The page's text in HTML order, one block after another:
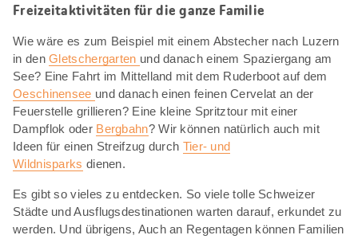
Freizeitaktivitäten für die ganze Familie
Wie wäre es zum Beispiel mit einem Abstecher nach Luzern
in denGletschergarten und danach einem Spaziergang am
See? Eine Fahrt im Mittelland mit dem Ruderboot auf dem
Oeschinensee und danach einen feinen Cervelat an der
Feuerstelle grillieren? Eine kleine Spritztour mit einer
Dampflok oder Bergbahn? Wir können natürlich auch mit
Ideen für einen Streifzug durch Tier- und
Wildnisparks dienen.
Es gibt so vieles zu entdecken. So viele tolle Schweizer
Städte und Ausflugsdestinationen warten darauf, erkundet zu
werden. Und übrigens, Auch an Regentagen können Familien